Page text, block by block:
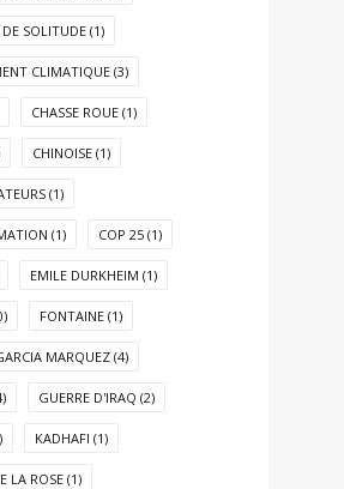
SOLITUDE (1)
CLIMATIQUE (3)
CHASSE ROUE (1)
CHINOISE (1)
(1)
(1) COP 25 (1)
EMILE DURKHEIM (1)
FONTAINE (1)
MARQUEZ (4)
GUERRE D'IRAQ (2)
KADHAFI (1)
LA ROSE (1)